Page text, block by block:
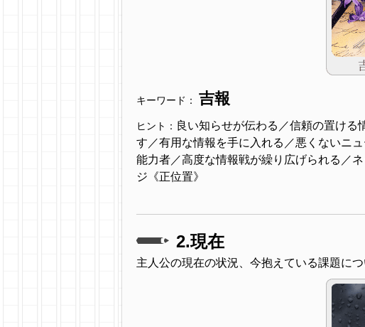
キーワード： 吉報
ヒント： 良い知らせが伝わる／信頼の置ける
す／有用な情報を手に入れる／悪くないニ
能力者／高度な情報戦が繰り広げられる／
ジ《正位置》
2.現在
主人公の現在の状況、今抱えている課題につ